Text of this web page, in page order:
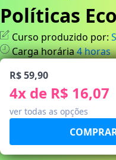
Políticas
Curso produzido por:
Carga horária4horas
R$ 59,90
4x de R$ 16,07
ver todas as opções